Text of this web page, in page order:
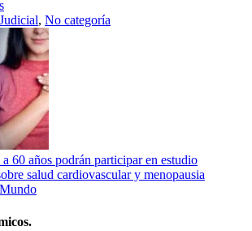
Judicial, No categoría
60 años podrán participar en estudio
salud cardiovascular y menopausia
Mundo